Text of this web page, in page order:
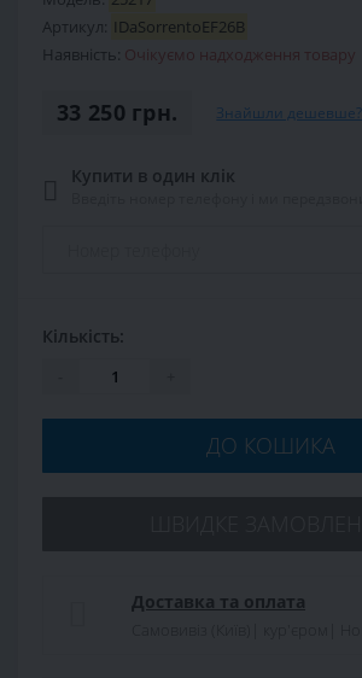
Артикул: IDaSorrentoEF26B
Наявність: Очікуємо надходження товару
33 250 грн. Знайшли дешевше?
Купити в один клік
Кількість:
ДО КОШИКА
Доставка та оплата